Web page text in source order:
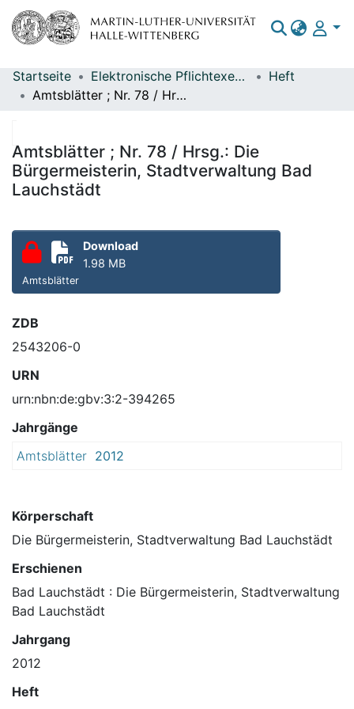
Bereiche & Sammlungen
Statistiken
Startseite Elektronische Pflichtexemplare
Heft
Amtsblätter ; Nr. 78 / Hrsg.: Die Bürgermeisterin, Stadtverwaltung Bad Lauchstädt
Amtsblätter ; Nr. 78 / Hrsg.: Die
Bürgermeisterin, Stadtverwaltung Bad
Lauchstädt
Download
1.98 MB
Amtsblätter
ZDB
2543206-0
URN
urn:nbn:de:gbv:3:2-394265
Jahrgänge
Amtsblätter 2012
Körperschaft
Die Bürgermeisterin, Stadtverwaltung Bad Lauchstädt
Erschienen
Bad Lauchstädt : Die Bürgermeisterin, Stadtverwaltung
Bad Lauchstädt
Jahrgang
2012
Heft